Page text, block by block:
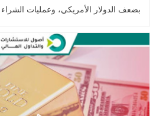
التوترات الجيوسياسية في الشرق الأوسط.